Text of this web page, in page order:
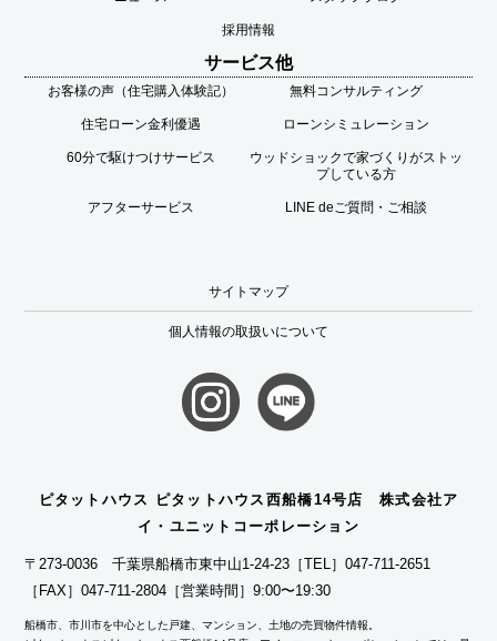
採用情報
サービス他
お客様の声（住宅購入体験記） 無料コンサルティング
住宅ローン金利優遇 ローンシミュレーション
60分で駆けつけサービス
ウッドショックで家づくりがストッ
プしている方
アフターサービス LINE deご質問・ご相談
サイトマップ
個人情報の取扱いについて
ピタットハウス ピタットハウス西船橋14号店 株式会社ア
イ・ユニットコーポレーション
〒273-0036 千葉県船橋市東中山1-24-23 ［TEL］047-711-2651
［FAX］047-711-2804 ［営業時間］9:00〜19:30
船橋市、市川市を中心とした戸建、マンション、土地の売買物件情報。